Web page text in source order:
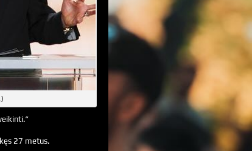
27 metus.